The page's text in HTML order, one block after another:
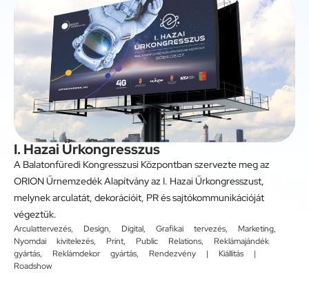
I. Hazai Űrkongresszus
A Balatonfüredi Kongresszusi Központban szervezte meg az
ORION Űrnemzedék Alapítvány az I. Hazai Űrkongresszust,
melynek arculatát, dekorációit, PR és sajtókommunikációját
végeztük.
Arculattervezés, Design, Digital, Grafikai tervezés, Marketing,
Nyomdai kivitelezés, Print, Public Relations, Reklámajándék
gyártás, Reklámdekor gyártás, Rendezvény | Kiállítás |
Roadshow